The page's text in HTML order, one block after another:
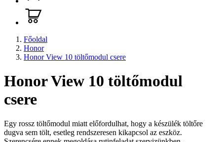
Főoldal
Honor
Honor View 10 töltőmodul csere
Honor View 10 töltőmodul
csere
Egy rossz töltőmodul miatt előfordulhat, hogy a készülék töltőre
dugva sem tölt, esetleg rendszeresen kikapcsol az eszköz.